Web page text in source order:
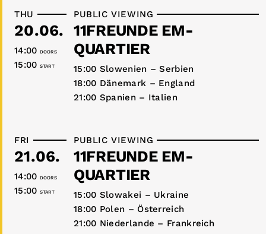
THU
20.06.
DOORS
14:00
START
15:00
PUBLIC VIEWING
11FREUNDE EM-
QUARTIER
15:00 Slowenien – Serbien
18:00 Dänemark – England
21:00 Spanien – Italien
FRI
21.06.
DOORS
14:00
START
15:00
PUBLIC VIEWING
11FREUNDE EM-
QUARTIER
15:00 Slowakei – Ukraine
18:00 Polen – Österreich
21:00 Niederlande – Frankreich